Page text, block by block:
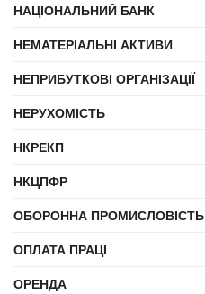
НАЦІОНАЛЬНИЙ БАНК
НЕМАТЕРІАЛЬНІ АКТИВИ
НЕПРИБУТКОВІ ОРГАНІЗАЦІЇ
НЕРУХОМІСТЬ
НКРЕКП
НКЦПФР
ОБОРОННА ПРОМИСЛОВІСТЬ
ОПЛАТА ПРАЦІ
ОРЕНДА